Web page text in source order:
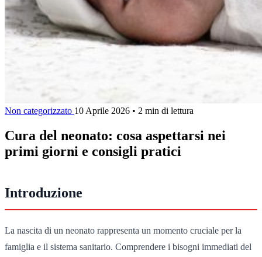
Non categorizzato 10 Aprile 2026 • 2 min di lettura
Cura del neonato: cosa aspettarsi nei
primi giorni e consigli pratici
Introduzione
La nascita di un neonato rappresenta un momento cruciale per la
famiglia e il sistema sanitario. Comprendere i bisogni immediati del